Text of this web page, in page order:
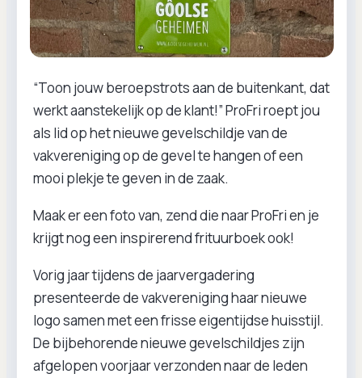
“Toon jouw beroepstrots aan de buitenkant, dat
werkt aanstekelijk op de klant!” ProFri roept jou
als lid op het nieuwe gevelschildje van de
vakvereniging op de gevel te hangen of een
mooi plekje te geven in de zaak.
Maak er een foto van, zend die naar ProFri en je
krijgt nog een inspirerend frituurboek ook!
Vorig jaar tijdens de jaarvergadering
presenteerde de vakvereniging haar nieuwe
logo samen met een frisse eigentijdse huisstijl.
De bijbehorende nieuwe gevelschildjes zijn
afgelopen voorjaar verzonden naar de leden